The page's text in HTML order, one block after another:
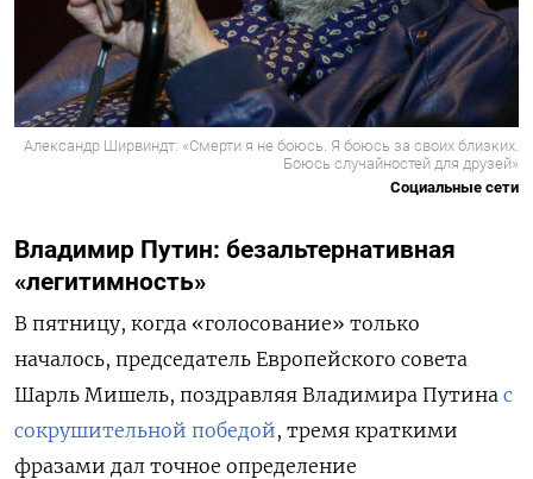
Александр Ширвиндт: «Смерти я не боюсь. Я боюсь за своих близких.
Боюсь случайностей для друзей»
Социальные сети
Владимир Путин: безальтернативная
«легитимность»
В пятницу, когда «голосование» только
началось, председатель Европейского совета
Шарль Мишель, поздравляя Владимира Путина с
сокрушительной победой, тремя краткими
фразами дал точное определение